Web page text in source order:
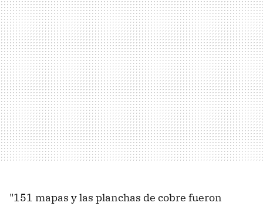
"151 mapas y las planchas de cobre fueron